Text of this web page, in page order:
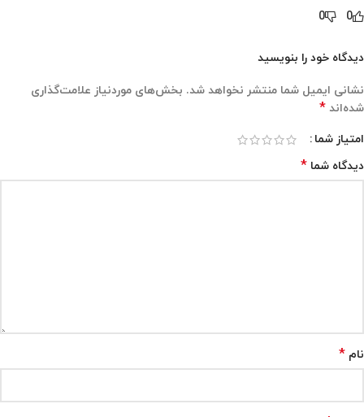
0
0
دیدگاه خود را بنویسید
نشانی ایمیل شما منتشر نخواهد شد. بخش‌های موردنیاز علامت‌گذاری
شده‌اند *
امتیاز شما
دیدگاه شما *
نام *